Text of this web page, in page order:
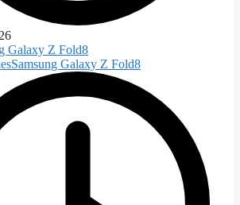
Samsung Galaxy Z Fold8